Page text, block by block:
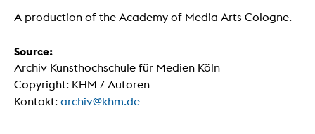
A production of the Academy of Media Arts Cologne.
Source:
Archiv Kunsthochschule für Medien Köln
Copyright: KHM / Autoren
Kontakt: archiv@khm.de